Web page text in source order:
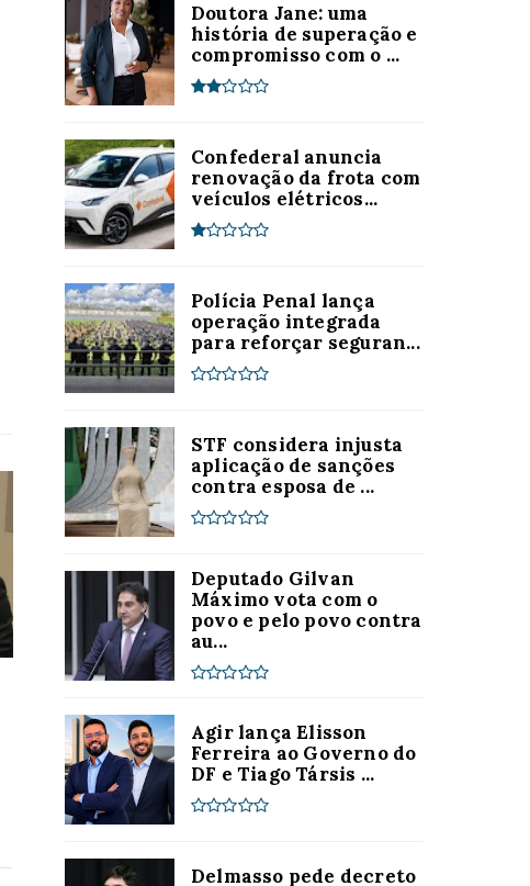
Doutora Jane: uma
história de superação e
compromisso com o ...
Confederal anuncia
renovação da frota com
veículos elétricos...
Polícia Penal lança
operação integrada
para reforçar seguran...
STF considera injusta
aplicação de sanções
contra esposa de ...
Deputado Gilvan
Máximo vota com o
povo e pelo povo contra
au...
Agir lança Elisson
Ferreira ao Governo do
DF e Tiago Társis ...
Delmasso pede decreto